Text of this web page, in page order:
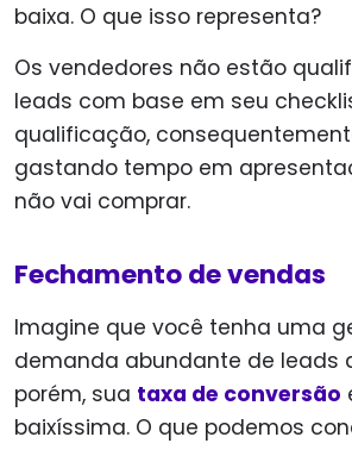
baixa. O que isso representa?
Os vendedores não estão
leads com base em seu
qualificação,
gastando tempo em
não vai comprar.
Fechamento de vendas
Imagine que você tenha uma
demanda abundante de leads
porém, sua taxa de conversão
baixíssima. O que podemos